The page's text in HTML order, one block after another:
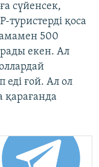
сүйенсек,
туристерді қоса
500
екен. Ал
ғой. Ал ол
қарағанда